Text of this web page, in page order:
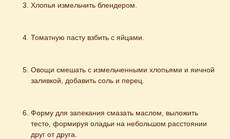
Хлопья измельчить блендером.
Томатную пасту взбить с яйцами.
Овощи смешать с измельченными хлопьями и яичной
заливкой, добавить соль и перец.
Форму для запекания смазать маслом, выложить
тесто, формируя оладьи на небольшом расстоянии
друг от друга.